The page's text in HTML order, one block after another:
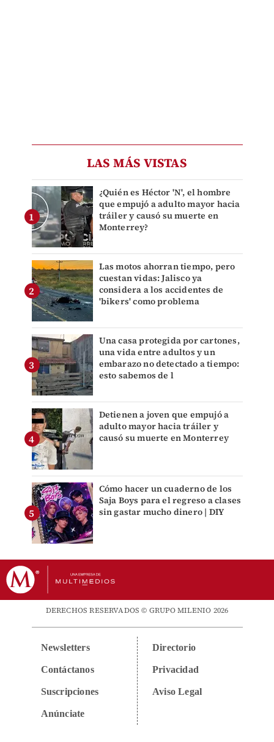
LAS MÁS VISTAS
¿Quién es Héctor 'N', el hombre
que empujó a adulto mayor hacia
tráiler y causó su muerte en
Monterrey?
Las motos ahorran tiempo, pero
cuestan vidas: Jalisco ya
considera a los accidentes de
'bikers' como problema
Una casa protegida por cartones,
una vida entre adultos y un
embarazo no detectado a tiempo:
esto sabemos de l
Detienen a joven que empujó a
adulto mayor hacia tráiler y
causó su muerte en Monterrey
Cómo hacer un cuaderno de los
Saja Boys para el regreso a clases
sin gastar mucho dinero | DIY
DERECHOS RESERVADOS © GRUPO MILENIO 2026
Newsletters
Contáctanos
Suscripciones
Anúnciate
Directorio
Privacidad
Aviso Legal